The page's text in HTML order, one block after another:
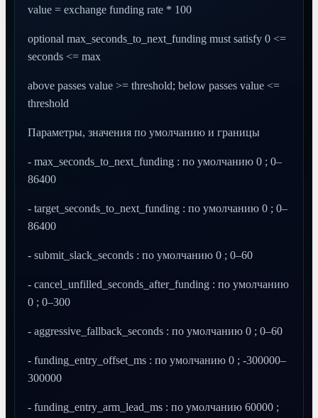
value = exchange funding rate * 100
optional max_seconds_to_next_funding must satisfy 0 <=
seconds <= max
above passes value >= threshold; below passes value <=
threshold
Параметры, значения по умолчанию и границы
- max_seconds_to_next_funding : по умолчанию 0 ; 0–
86400
- target_seconds_to_next_funding : по умолчанию 0 ; 0–
86400
- submit_slack_seconds : по умолчанию 0 ; 0–60
- cancel_unfilled_seconds_after_funding : по умолчанию
0 ; 0–300
- aggressive_fallback_seconds : по умолчанию 0 ; 0–60
- funding_entry_offset_ms : по умолчанию 0 ; -300000–
300000
- funding_entry_arm_lead_ms : по умолчанию 60000 ;